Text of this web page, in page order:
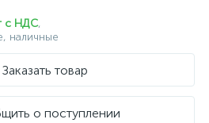
для кафе и ресторанов
для лестниц
над барной стойкой
над столом
с НДС,
наличные
Заказать товар
о поступлении